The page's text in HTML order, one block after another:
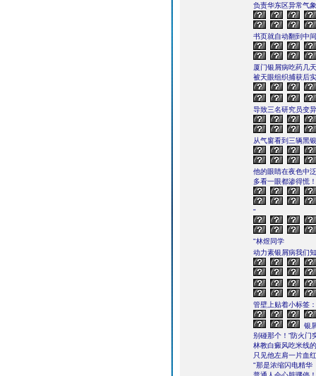
负责华东区异常气
书页就自动翻到中
厦门银屑病吃药几
被天眼组织捕获后
导致三名研究员变
从气窗看到三辆黑
他的眼睛在夜色中
多看一眼都渗得慌！
"
"林煜同学
动力素银屑病我们
管壁上贴着小标签
银
别碰那个！”防火门
林教白癜风吃米线
只见他左肩一片血红
"那是浓缩闪电精华